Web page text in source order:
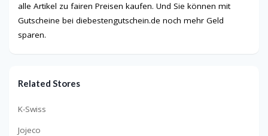
alle Artikel zu fairen Preisen kaufen. Und Sie können mit
Gutscheine bei diebestengutschein.de noch mehr Geld
sparen.
Related Stores
K-Swiss
Jojeco